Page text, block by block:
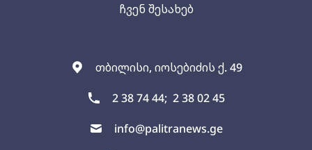
თბილისი, იოსებიძის ქ. 49
2 38 74 44; 2 38 02 45
info@palitranews.ge
ჩვენ შესახებ